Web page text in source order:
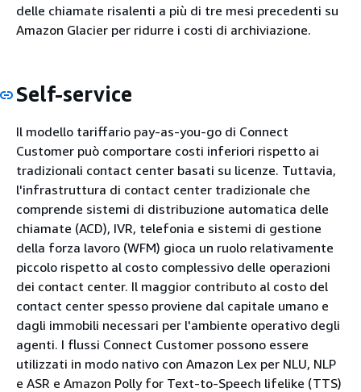
delle chiamate risalenti a più di tre mesi precedenti su
Amazon Glacier per ridurre i costi di archiviazione.
Self-service
Il modello tariffario pay-as-you-go di Connect
Customer può comportare costi inferiori rispetto ai
tradizionali contact center basati su licenze. Tuttavia,
l'infrastruttura di contact center tradizionale che
comprende sistemi di distribuzione automatica delle
chiamate (ACD), IVR, telefonia e sistemi di gestione
della forza lavoro (WFM) gioca un ruolo relativamente
piccolo rispetto al costo complessivo delle operazioni
dei contact center. Il maggior contributo al costo del
contact center spesso proviene dal capitale umano e
dagli immobili necessari per l'ambiente operativo degli
agenti. I flussi Connect Customer possono essere
utilizzati in modo nativo con Amazon Lex per NLU, NLP
e ASR e Amazon Polly for Text-to-Speech lifelike (TTS)